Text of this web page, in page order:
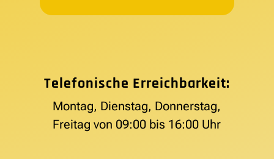
Telefonische Erreichbarkeit:
Montag, Dienstag, Donnerstag,
Freitag von 09:00 bis 16:00 Uhr